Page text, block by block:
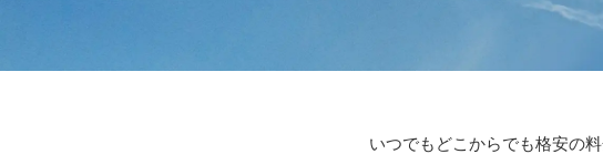
いつでもどこからでも格安の